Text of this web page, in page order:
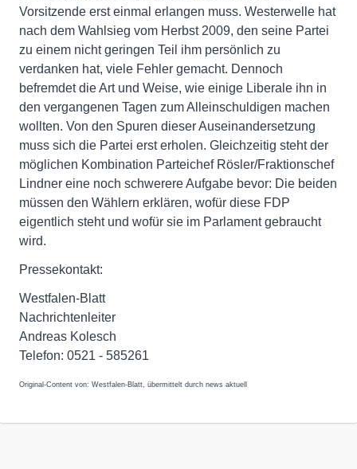
Vorsitzende erst einmal erlangen muss. Westerwelle hat
nach dem Wahlsieg vom Herbst 2009, den seine Partei
zu einem nicht geringen Teil ihm persönlich zu
verdanken hat, viele Fehler gemacht. Dennoch
befremdet die Art und Weise, wie einige Liberale ihn in
den vergangenen Tagen zum Alleinschuldigen machen
wollten. Von den Spuren dieser Auseinandersetzung
muss sich die Partei erst erholen. Gleichzeitig steht der
möglichen Kombination Parteichef Rösler/Fraktionschef
Lindner eine noch schwerere Aufgabe bevor: Die beiden
müssen den Wählern erklären, wofür diese FDP
eigentlich steht und wofür sie im Parlament gebraucht
wird.
Pressekontakt:
Westfalen-Blatt
Nachrichtenleiter
Andreas Kolesch
Telefon: 0521 - 585261
Original-Content von: Westfalen-Blatt, übermittelt durch news aktuell